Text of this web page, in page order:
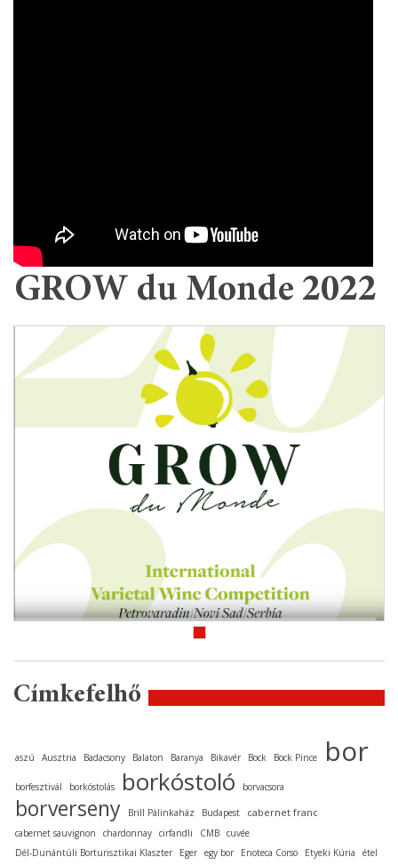
GROW du Monde 2022
Címkefelhő
aszú Ausztria Badacsony Balaton Baranya Bikavér Bock Bock Pince bor
borfesztivál borkóstolás borkóstoló borvacsora
borverseny Brill Pálinkaház Budapest cabernet franc
cabernet sauvignon chardonnay cirfandli CMB cuvée
Dél-Dunántúli Borturisztikai Klaszter
Eger egy bor Enoteca Corso Etyeki Kúria
étel